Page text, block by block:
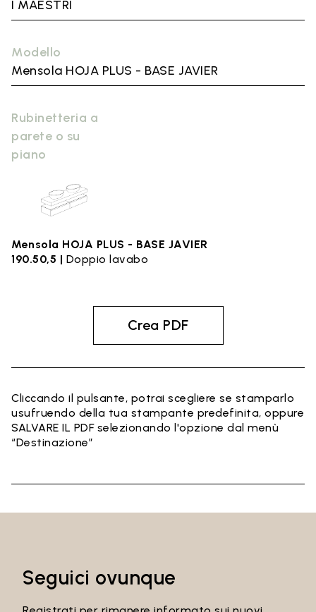
I MAESTRI
Modello
Mensola HOJA PLUS - BASE JAVIER
Rubinetteria a
parete o su
piano
Mensola HOJA PLUS - BASE JAVIER
190.50,5 | Doppio lavabo
Crea PDF
Cliccando il pulsante, potrai scegliere se stamparlo
usufruendo della tua stampante predefinita, oppure
SALVARE IL PDF selezionando l'opzione dal menù
“Destinazione”
Seguici ovunque